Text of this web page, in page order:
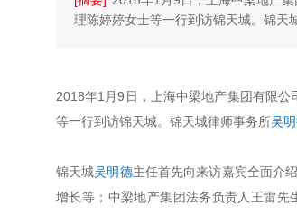
理陈婷婷女士等一行到访锦天城。锦天
2018年1月9日，上海中梁地产集团有限公
等一行到访锦天城。锦天城律师事务所吴
锦天城吴明德主任首先向来访嘉宾全面介
增长等；中梁地产集团法务负责人王雷